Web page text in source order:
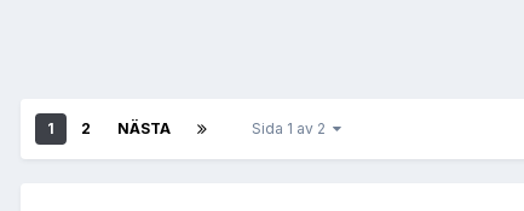
1 2 NÄSTA Sida 1 av 2